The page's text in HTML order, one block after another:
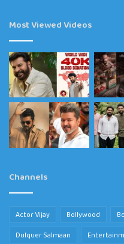
Most Viewed Videos
Channels
Actor Vijay Bollywood
Dulquer Salmaan